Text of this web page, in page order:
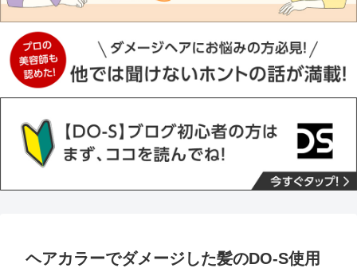
ヘアカラーでダメージした髪のDO-S使用